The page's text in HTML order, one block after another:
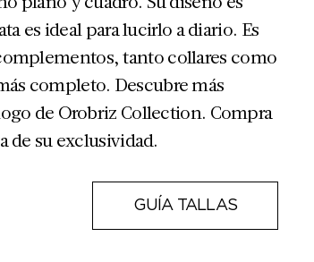
es ideal para lucirlo a diario. Es
tanto collares como
completo. Descubre más
de Orobriz Collection. Compra
de su exclusividad.
GUÍA TALLAS